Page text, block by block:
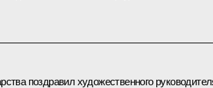
поздравил художественного